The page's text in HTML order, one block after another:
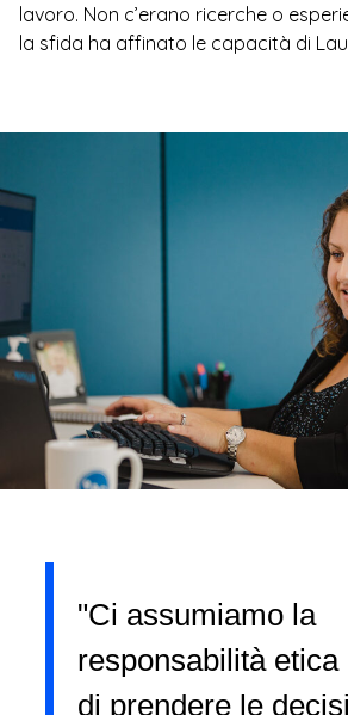
lavoro. Non c’erano ricerche o
la sfida ha affinato le capacità di
"Ci assumiamo la
responsabilità etica
di prendere le